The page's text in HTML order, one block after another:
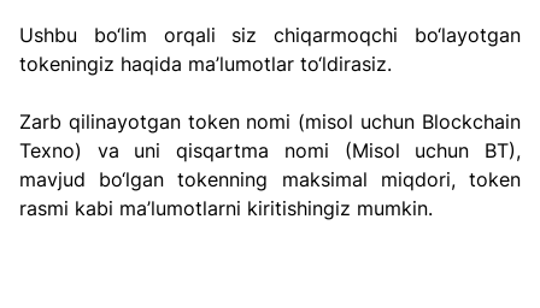
Ushbu bo‘lim orqali siz chiqarmoqchi bo‘layotgan
tokeningiz haqida ma’lumotlar to‘ldirasiz.
Zarb qilinayotgan token nomi (misol uchun Blockchain
Texno) va uni qisqartma nomi (Misol uchun BT),
mavjud bo‘lgan tokenning maksimal miqdori, token
rasmi kabi ma’lumotlarni kiritishingiz mumkin.